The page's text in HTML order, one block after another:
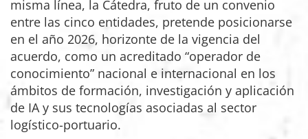
misma línea, la Cátedra, fruto de un convenio
entre las cinco entidades, pretende posicionarse
en el año 2026, horizonte de la vigencia del
acuerdo, como un acreditado “operador de
conocimiento” nacional e internacional en los
ámbitos de formación, investigación y aplicación
de IA y sus tecnologías asociadas al sector
logístico-portuario.